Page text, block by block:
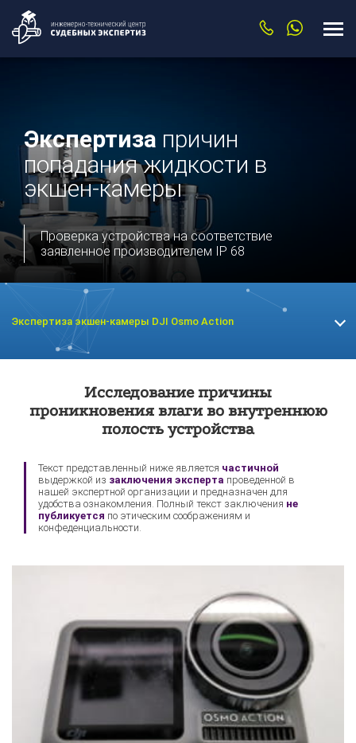
Экспертиза причин
попадания жидкости в
экшен-камеры
Проверка устройства на соответствие
заявленное производителем IP 68
Экспертиза экшен-камеры DJI Osmo Action
Sony
Исследование причины
проникновения влаги во внутреннюю
полость устройства
Текст представленный ниже является частичной
выдержкой из заключения эксперта проведенной в
нашей экспертной организации и предназначен для
удобства ознакомления. Полный текст заключения не
публикуется по этическим соображениям и
конфеденциальности.